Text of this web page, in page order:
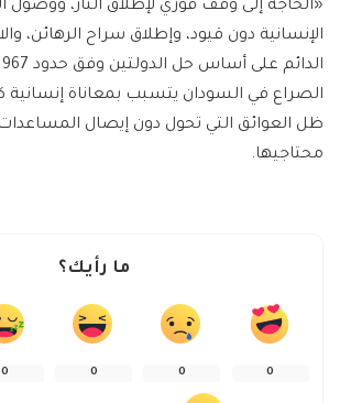
«الحاجة إلى وقف فوري لإطلاق النار، ووصول
الإنسانية دون قيود، وإطلاق سراح الرهائن،
الصراع في السودان يتسبب بمعاناة
ظل العوائق التي تحول دون إيصال المساعدات
محتاجيها.
ما رأيك؟
0
0
0
0